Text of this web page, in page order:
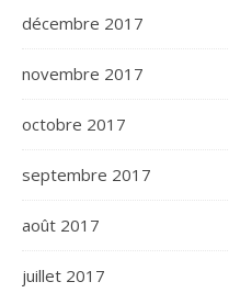
décembre 2017
novembre 2017
octobre 2017
septembre 2017
août 2017
juillet 2017